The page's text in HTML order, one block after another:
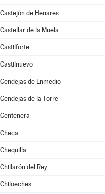
Castejón de Henares
Castellar de la Muela
Castilforte
Castilnuevo
Cendejas de Enmedio
Cendejas de la Torre
Centenera
Checa
Chequilla
Chillarón del Rey
Chiloeches